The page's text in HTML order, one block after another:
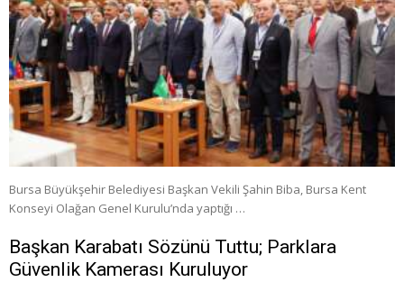
Bursa Büyükşehir Belediyesi Başkan Vekili Şahin Biba, Bursa Kent
Konseyi Olağan Genel Kurulu’nda yaptığı …
Başkan Karabatı Sözünü Tuttu; Parklara
Güvenlik Kamerası Kuruluyor